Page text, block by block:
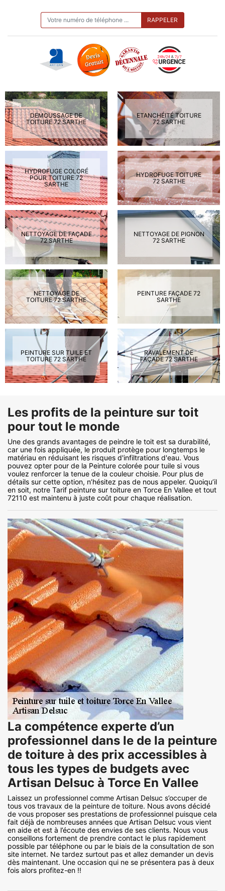
DEMOUSSAGE DE
TOITURE 72 SARTHE
ETANCHÉITÉ TOITURE
72 SARTHE
HYDROFUGE COLORÉ
POUR TOITURE 72
SARTHE
HYDROFUGE TOITURE
72 SARTHE
NETTOYAGE DE FAÇADE
72 SARTHE
NETTOYAGE DE PIGNON
72 SARTHE
NETTOYAGE DE
TOITURE 72 SARTHE
PEINTURE FAÇADE 72
SARTHE
PEINTURE SUR TUILE ET
TOITURE 72 SARTHE
RAVALEMENT DE
FAÇADE 72 SARTHE
Les profits de la peinture sur toit
pour tout le monde
Une des grands avantages de peindre le toit est sa durabilité,
car une fois appliquée, le produit protège pour longtemps le
matériau en réduisant les risques d'infiltrations d'eau. Vous
pouvez opter pour de la Peinture colorée pour tuile si vous
voulez renforcer la tenue de la couleur choisie. Pour plus de
détails sur cette option, n’hésitez pas de nous appeler. Quoiqu’il
en soit, notre Tarif peinture sur toiture en Torce En Vallee et tout
72110 est maintenu à juste coût pour chaque réalisation.
La compétence experte d’un
professionnel dans le de la peinture
de toiture à des prix accessibles à
tous les types de budgets avec
Artisan Delsuc à Torce En Vallee
Laissez un professionnel comme Artisan Delsuc s’occuper de
tous vos travaux de la peinture de toiture. Nous avons décidé
de vous proposer ses prestations de professionnel puisque cela
fait déjà de nombreuses années que Artisan Delsuc vous vient
en aide et est à l’écoute des envies de ses clients. Nous vous
conseillons fortement de prendre contact le plus rapidement
possible par téléphone ou par le biais de la consultation de son
site internet. Ne tardez surtout pas et allez demander un devis
dès maintenant. Une occasion qui ne se présentera pas à deux
fois alors profitez-en !!